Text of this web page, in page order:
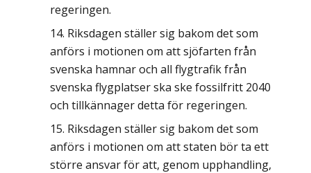
regeringen.
Riksdagen ställer sig bakom det som
anförs i motionen om att sjöfarten från
svenska hamnar och all flygtrafik från
svenska flygplatser ska ske fossilfritt 2040
och tillkännager detta för regeringen.
Riksdagen ställer sig bakom det som
anförs i motionen om att staten bör ta ett
större ansvar för att, genom upphandling,